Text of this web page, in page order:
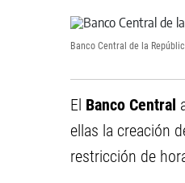
Banco Central de la
El Banco Central
ellas la creación
restricción de